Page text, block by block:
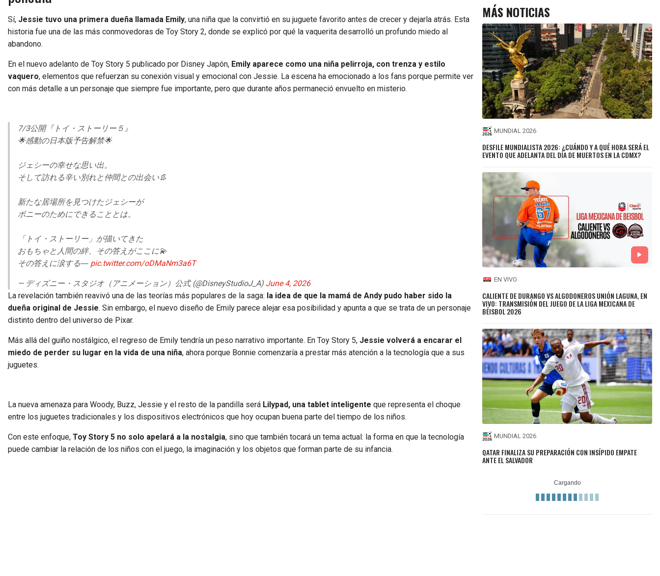
Sí, Jessie tuvo una primera dueña llamada Emily, una niña que la convirtió en su juguete favorito antes de crecer y dejarla atrás. Esta
historia fue una de las más conmovedoras de Toy Story 2, donde se explicó por qué la vaquerita desarrolló un profundo miedo al
abandono.
En el nuevo adelanto de Toy Story 5 publicado por Disney Japón, Emily aparece como una niña pelirroja, con trenza y estilo
vaquero, elementos que refuerzan su conexión visual y emocional con Jessie. La escena ha emocionado a los fans porque permite ver
con más detalle a un personaje que siempre fue importante, pero que durante años permaneció envuelto en misterio.
7/3公開『トイ・ストーリー５』
🌟感動の日本版予告解禁🌟
ジェシーの幸せな思い出。
そして訪れる辛い別れと仲間との出会い👢
新たな居場所を見つけたジェシーが
ボニーのためにできることとは。
「トイ・ストーリー」が描いてきた
おもちゃと人間の絆、その答えがここに💫
その答えに涙する― pic.twitter.com/oDMaNm3a6T
— ディズニー・スタジオ（アニメーション）公式 (@DisneyStudioJ_A) June 4, 2026
La revelación también reavivó una de las teorías más populares de la saga: la idea de que la mamá de Andy pudo haber sido la
dueña original de Jessie. Sin embargo, el nuevo diseño de Emily parece alejar esa posibilidad y apunta a que se trata de un personaje
distinto dentro del universo de Pixar.
Más allá del guiño nostálgico, el regreso de Emily tendría un peso narrativo importante. En Toy Story 5, Jessie volverá a encarar el
miedo de perder su lugar en la vida de una niña, ahora porque Bonnie comenzaría a prestar más atención a la tecnología que a sus
juguetes.
La nueva amenaza para Woody, Buzz, Jessie y el resto de la pandilla será Lilypad, una tablet inteligente que representa el choque
entre los juguetes tradicionales y los dispositivos electrónicos que hoy ocupan buena parte del tiempo de los niños.
Con este enfoque, Toy Story 5 no solo apelará a la nostalgia, sino que también tocará un tema actual: la forma en que la tecnología
puede cambiar la relación de los niños con el juego, la imaginación y los objetos que forman parte de su infancia.
MÁS NOTICIAS
MUNDIAL 2026
DESFILE MUNDIALISTA 2026: ¿CUÁNDO Y A QUÉ HORA SERÁ EL
EVENTO QUE ADELANTA DEL DÍA DE MUERTOS EN LA CDMX?
EN VIVO
CALIENTE DE DURANGO VS ALGODONEROS UNIÓN LAGUNA, EN
VIVO: TRANSMISIÓN DEL JUEGO DE LA LIGA MEXICANA DE
BÉISBOL 2026
MUNDIAL 2026
QATAR FINALIZA SU PREPARACIÓN CON INSÍPIDO EMPATE
ANTE EL SALVADOR